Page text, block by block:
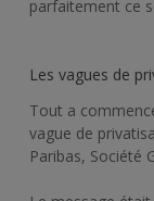
parfaitement ce
Les vagues de
Tout a
vague de
Paribas, Société